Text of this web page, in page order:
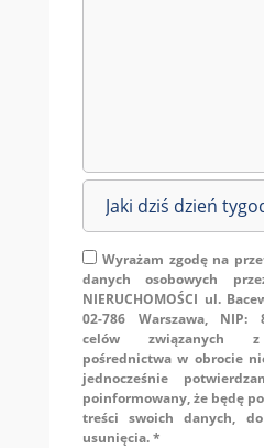
Wyrażam zgodę na
danych osobowych
NIERUCHOMOŚCI ul.
02-786 Warszawa, NIP:
celów związanych z
pośrednictwa w obrocie
jednocześnie
poinformowany, że będę
treści swoich danych,
usunięcia. *